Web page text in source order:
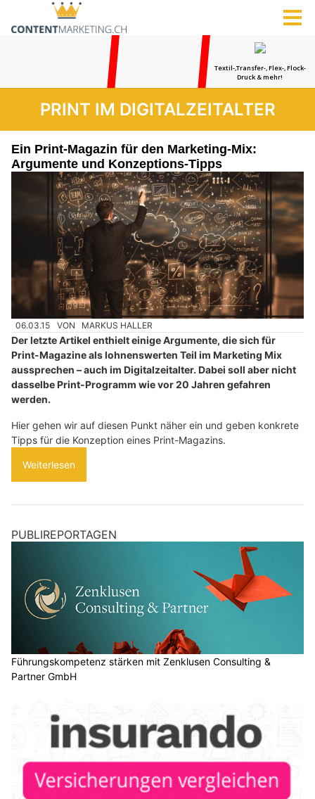
PRINT IM DIGITALZEITALTER
Ein Print-Magazin für den Marketing-Mix:
Argumente und Konzeptions-Tipps
06.03.15 VON MARKUS HALLER
Der letzte Artikel enthielt einige Argumente, die sich für
Print-Magazine als lohnenswerten Teil im Marketing Mix
aussprechen – auch im Digitalzeitalter. Dabei soll aber nicht
dasselbe Print-Programm wie vor 20 Jahren gefahren
werden.
Hier gehen wir auf diesen Punkt näher ein und geben konkrete
Tipps für die Konzeption eines Print-Magazins.
Weiterlesen
PUBLIREPORTAGEN
Führungskompetenz stärken mit Zenklusen Consulting &
Partner GmbH